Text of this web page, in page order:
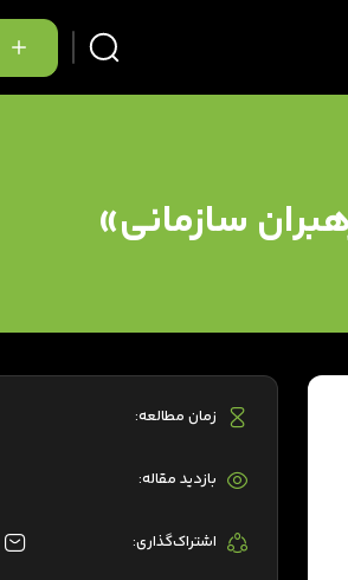
سازمانی»
زمان مطالعه:
بازدید مقاله:
اشتراک‌گذاری: